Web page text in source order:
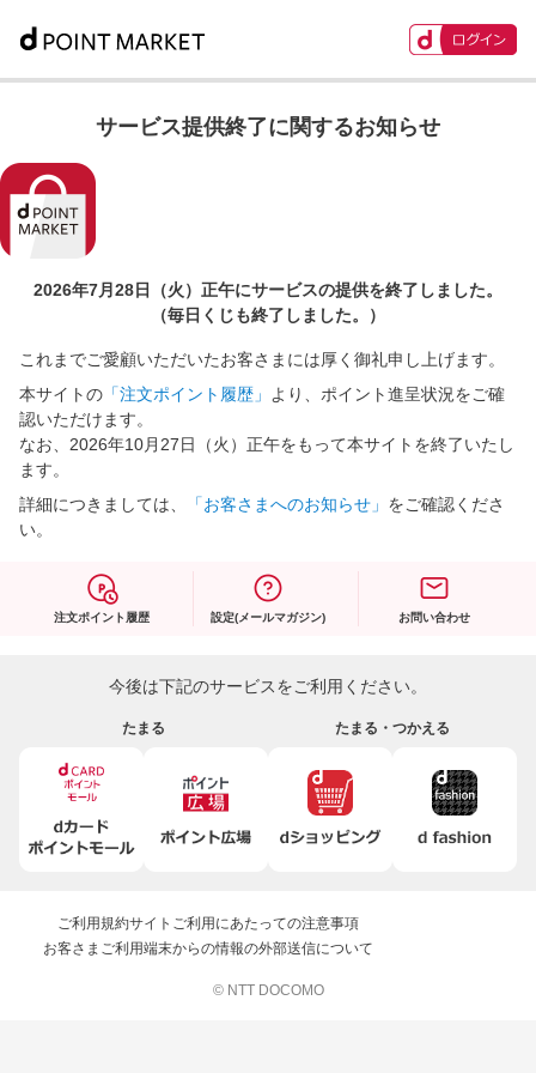
サービス提供終了に関するお知らせ
2026年7月28日（火）正午にサービスの提供を終了しました。
（毎日くじも終了しました。）
これまでご愛顧いただいたお客さまには厚く御礼申し上げます。
本サイトの 「注文ポイント履歴」
より、ポイント進呈状況をご確
認いただけます。
なお、2026年10月27日（火）正午をもって本サイトを終了いたし
ます。
詳細につきましては、
「お客さまへのお知らせ」 をご確認くださ
い。
注文ポイント履歴 設定(メールマガジン) お問い合わせ
今後は下記のサービスをご利用ください。
たまる たまる・つかえる
ご利用規約サイトご利用にあたっての注意事項
お客さまご利用端末からの情報の外部送信について
© NTT DOCOMO